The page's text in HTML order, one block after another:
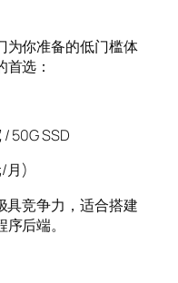
为你准备的低门槛体
选：
50G SSD
月)
具竞争力，适合搭建
后端。